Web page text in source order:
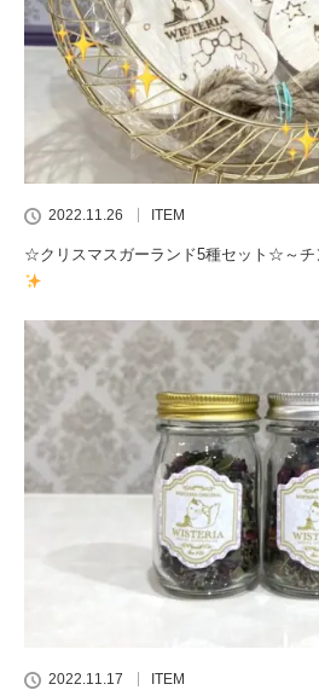
2022.11.26 ITEM
☆クリスマスガーランド5種セット☆～チ
2022.11.17 ITEM